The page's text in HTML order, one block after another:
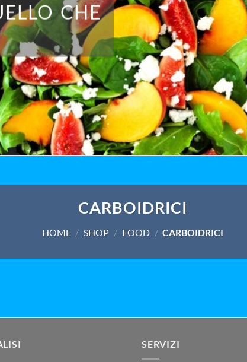
CHE
CARBOIDRICI
HOME / SHOP / FOOD / CARBOIDRICI
SERVIZI